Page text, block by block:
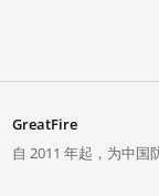
GreatFire
自 2011 年起，为中国